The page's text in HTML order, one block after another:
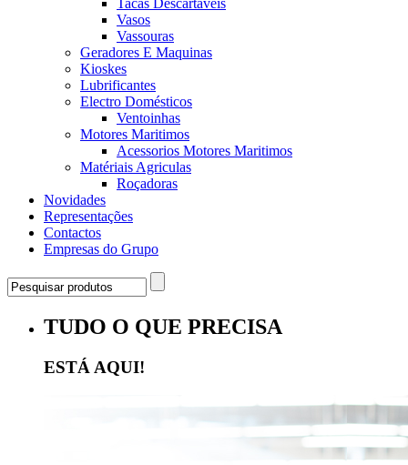
Tacas Descartaveis
Vasos
Vassouras
Geradores E Maquinas
Kioskes
Lubrificantes
Electro Domésticos
Ventoinhas
Motores Maritimos
Acessorios Motores Maritimos
Matériais Agriculas
Roçadoras
Novidades
Representações
Contactos
Empresas do Grupo
TUDO O QUE PRECISA
ESTÁ AQUI!